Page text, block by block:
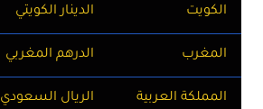
الكويت الدينار الكويتي
المغرب الدرهم المغربي
المملكة العربية
الريال السعودي